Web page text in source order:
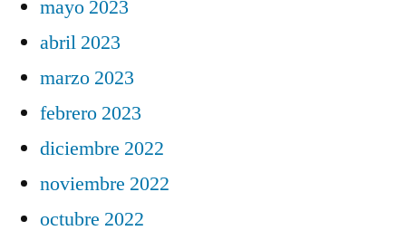
mayo 2023
abril 2023
marzo 2023
febrero 2023
diciembre 2022
noviembre 2022
octubre 2022